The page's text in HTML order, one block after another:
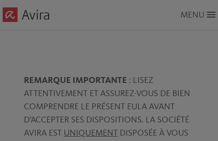
to
MENU
REMARQUE IMPORTANTE : LISEZ
ATTENTIVEMENT ET ASSUREZ-VOUS DE BIEN
COMPRENDRE LE PRÉSENT EULA AVANT
D’ACCEPTER SES DISPOSITIONS. LA SOCIÉTÉ
AVIRA EST UNIQUEMENTDISPOSÉE À VOUS